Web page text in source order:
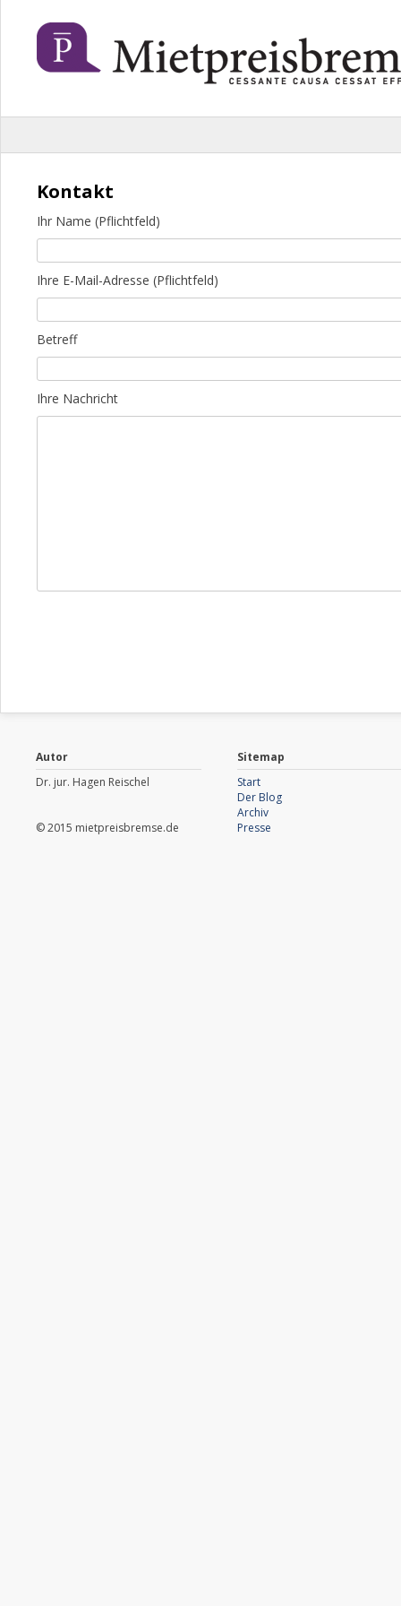
Kontakt
Ihr Name (Pflichtfeld)
Ihre E-Mail-Adresse (Pflichtfeld)
Betreff
Ihre Nachricht
Autor
Dr. jur. Hagen Reischel
© 2015 mietpreisbremse.de
Sitemap
Start
Der Blog
Archiv
Presse